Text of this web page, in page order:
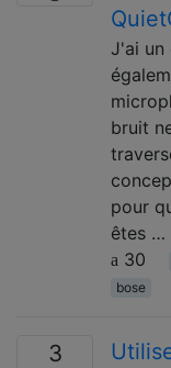
J'ai un
bruit
pour
êtes …
30
bose
3